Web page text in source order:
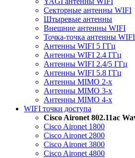
Секторные антенны WIFI
Штыревые антенны
Внешние антенны WIFI
Точка-точка антенны WIFI
Антенны WIFI 5 ГГц
Антенны WIFI 2.4 ГГц
Антенны WIFI 2.4/5 ГГц
Антенны WIFI 5.8 ГГц
Антенны MIMO 2-x
Антенны MIMO 3-x
Антенны MIMO 4-x
WIFI точки доступа
Cisco Aironet 802.11ac
Cisco Aironet 1800
Cisco Aironet 2800
Cisco Aironet 3800
Cisco Aironet 4800